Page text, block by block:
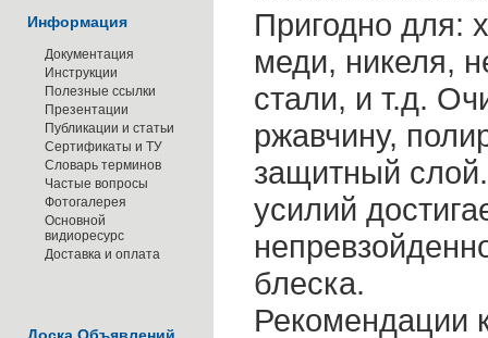
Информация
Документация
Инструкции
Полезные ссылки
Презентации
Публикации и статьи
Сертификаты и ТУ
Словарь терминов
Частые вопросы
Фотогалерея
Основной
видиоресурс
Доставка и оплата
Пригодно для:
меди, никеля,
стали, и т.д.
ржавчину,
защитный
усилий
блеска.
Рекомендации